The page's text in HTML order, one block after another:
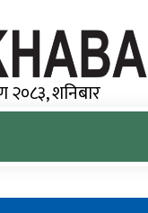
२०८३, शनिबार